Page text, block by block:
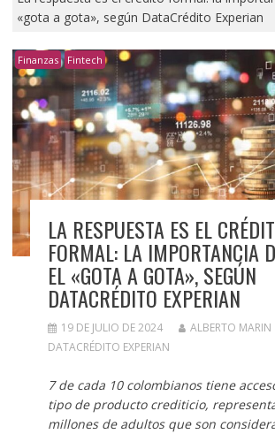
«gota a gota», según DataCrédito Experian
Finanzas Fintech
LA RESPUESTA ES EL
FORMAL: LA IMPORTANCIA
EL «GOTA A GOTA», SEGÚN
DATACRÉDITO EXPERIAN
19 DE JULIO DE 2024
ALBERTO MARIN
DATACRÉDITO EXPERIAN
7 de cada 10 colombianos tiene
tipo de producto crediticio,
millones de adultos que son